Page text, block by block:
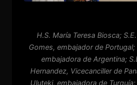
H.S. María Teresa Biosca;
Gomes, embajador de Portugal;
embajadora de Argentina;
Hernandez, Vicecanciller de
Uluteki, embajadora de